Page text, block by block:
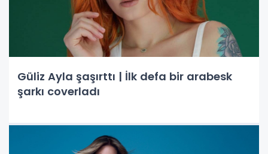
Güliz Ayla şaşırttı | İlk defa bir arabesk
şarkı coverladı